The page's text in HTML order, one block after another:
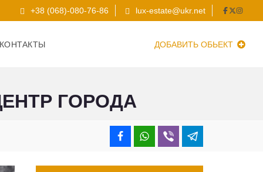
+38 (068)-080-76-86 lux-estate@ukr.net
ДОБАВИТЬ ОБЬЕКТ
ГОРОДА